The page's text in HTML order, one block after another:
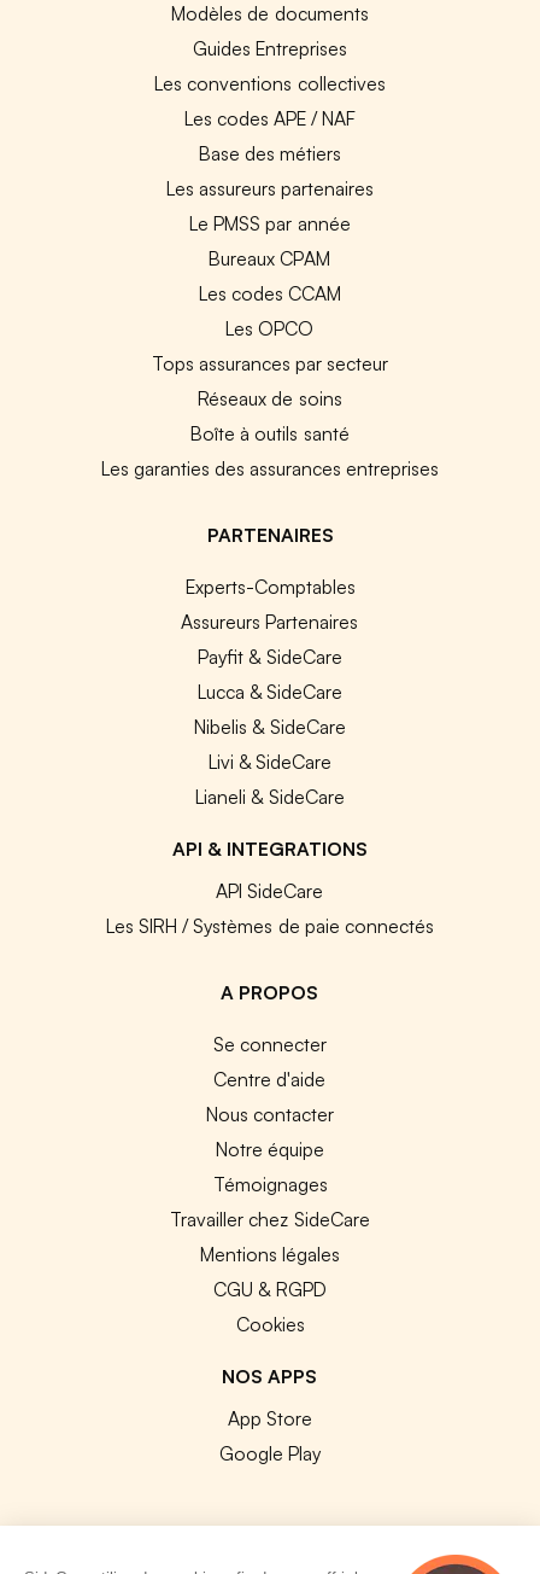
Modèles de documents
Guides Entreprises
Les conventions collectives
Les codes APE / NAF
Base des métiers
Les assureurs partenaires
Le PMSS par année
Bureaux CPAM
Les codes CCAM
Les OPCO
Tops assurances par secteur
Réseaux de soins
Boîte à outils santé
Les garanties des assurances entreprises
PARTENAIRES
Experts-Comptables
Assureurs Partenaires
Payfit & SideCare
Lucca & SideCare
Nibelis & SideCare
Livi & SideCare
Lianeli & SideCare
API & INTEGRATIONS
API SideCare
Les SIRH / Systèmes de paie connectés
A PROPOS
Se connecter
Centre d'aide
Nous contacter
Notre équipe
Témoignages
Travailler chez SideCare
Mentions légales
CGU & RGPD
Cookies
NOS APPS
App Store
Google Play